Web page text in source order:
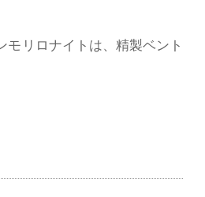
モリロナイトは、精製ベント